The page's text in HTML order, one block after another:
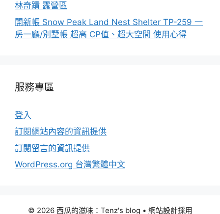
林奇蹟 露營區
開新帳 Snow Peak Land Nest Shelter TP-259 一
房一廳/別墅帳 超高 CP值、超大空間 使用心得
服務專區
登入
訂閱網站內容的資訊提供
訂閱留言的資訊提供
WordPress.org 台灣繁體中文
© 2026 西瓜的滋味：Tenz's blog • 網站設計採用